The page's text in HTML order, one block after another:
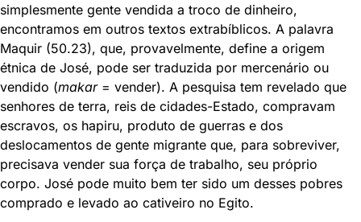
simplesmente gente vendida a troco de dinheiro,
encontramos em outros textos extrabíblicos. A palavra
Maquir (50.23), que, provavelmente, define a origem
étnica de José, pode ser traduzida por mercenário ou
vendido (makar= vender). A pesquisa tem revelado que
senhores de terra, reis de cidades-Estado, compravam
escravos, os hapiru, produto de guerras e dos
deslocamentos de gente migrante que, para sobreviver,
precisava vender sua força de trabalho, seu próprio
corpo. José pode muito bem ter sido um desses pobres
comprado e levado ao cativeiro no Egito.